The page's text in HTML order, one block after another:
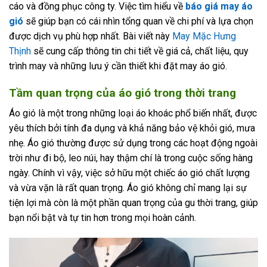
cáo và đồng phục công ty. Việc tìm hiểu về báo giá may áo
gió sẽ giúp bạn có cái nhìn tổng quan về chi phí và lựa chọn
được dịch vụ phù hợp nhất. Bài viết này May Mặc Hưng
Thịnh sẽ cung cấp thông tin chi tiết về giá cả, chất liệu, quy
trình may và những lưu ý cần thiết khi đặt may áo gió.
Tầm quan trọng của áo gió trong thời trang
Áo gió là một trong những loại áo khoác phổ biến nhất, được
yêu thích bởi tính đa dụng và khả năng bảo vệ khỏi gió, mưa
nhẹ. Áo gió thường được sử dụng trong các hoạt động ngoài
trời như đi bộ, leo núi, hay thậm chí là trong cuộc sống hàng
ngày. Chính vì vậy, việc sở hữu một chiếc áo gió chất lượng
và vừa vặn là rất quan trọng. Áo gió không chỉ mang lại sự
tiện lợi mà còn là một phần quan trọng của gu thời trang, giúp
bạn nổi bật và tự tin hơn trong mọi hoàn cảnh.